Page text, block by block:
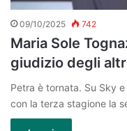
09/10/2025 742
Maria Sole
giudizio degli
Petra è tornata. Su Sky
con la terza stagione la